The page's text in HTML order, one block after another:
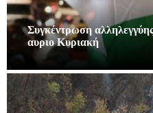
Συγκέντρωση
αυριο Κυριακή